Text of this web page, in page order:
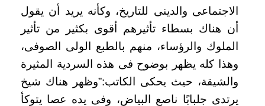
الاجتماعى والدينى للتاريخ، وكأنه يريد أن يقول
أن هناك بسطاء تأثيرهم أقوى بكثير من تأثير
الملوك والرؤساء، منهم بالطبع الولى الصوفى،
وهذا كله يظهر بوضوح فى هذه السردية المثيرة
والشيقة، حيث يحكى الكاتب:”وظهر هناك شيخ
يرتدى جلبابًا ناصع البياض، وفى يده عصا يتوكأ